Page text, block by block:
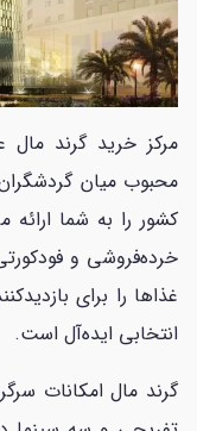
مرکز خرید گرند
محبوب میان
غذاها را برای
انتخابی ایده‌آل است.
گرند مال امکانات